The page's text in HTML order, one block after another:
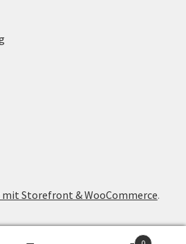
Storefront & WooCommerce.